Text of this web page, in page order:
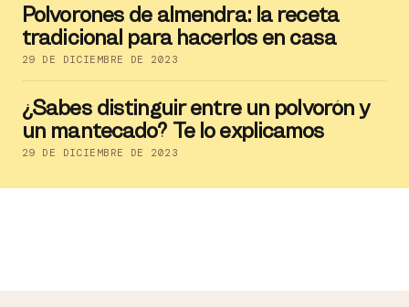
Polvorones de almendra: la receta
tradicional para hacerlos en casa
29 DE DICIEMBRE DE 2023
¿Sabes distinguir entre un polvorón y
un mantecado? Te lo explicamos
29 DE DICIEMBRE DE 2023